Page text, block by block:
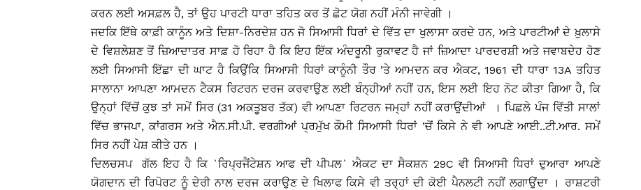
ਕਰਨ ਲਈ ਅਸਫ਼ਲ ਹੈ, ਤਾਂ ਉਹ ਪਾਰਟੀ ਧਾਰਾ ਤਹਿਤ ਕਰ ਤੋਂ ਛੋਟ ਯੋਗ ਨਹੀਂ ਮੰਨੀ ਜਾਵੇਗੀ ।
ਜਦਕਿ ਇੱਥੇ ਕਾਫ਼ੀ ਕਾਨੂੰਨ ਅਤੇ ਦਿਸ਼ਾ-ਨਿਰਦੇਸ਼ ਹਨ ਜੋ ਸਿਆਸੀ ਧਿਰਾਂ ਦੇ ਵਿੱਤ ਦਾ ਖੁਲਾਸਾ ਕਰਦੇ ਹਨ, ਅਤੇ ਪਾਰਟੀਆਂ ਦੇ ਖ਼ੁਲਾਸੇ
ਦੇ ਵਿਸ਼ਲੇਸ਼ਣ ਤੋਂ ਜ਼ਿਆਦਾਤਰ ਸਾਫ਼ ਹੋ ਰਿਹਾ ਹੈ ਕਿ ਇਹ ਇੱਕ ਅੰਦਰੂਨੀ ਰੁਕਾਵਟ ਹੈ ਜਾਂ ਜ਼ਿਆਦਾ ਪਾਰਦਰਸ਼ੀ ਅਤੇ ਜਵਾਬਦੇਹ ਹੋਣ
ਲਈ ਸਿਆਸੀ ਇੱਛਾ ਦੀ ਘਾਟ ਹੈ ਕਿਉਂਕਿ ਸਿਆਸੀ ਧਿਰਾਂ ਕਾਨੂੰਨੀ ਤੌਰ ’ਤੇ ਆਮਦਨ ਕਰ ਐਕਟ, 1961 ਦੀ ਧਾਰਾ 13A ਤਹਿਤ
ਸਾਲਾਨਾ ਆਪਣਾ ਆਮਦਨ ਟੈਕਸ ਰਿਟਰਨ ਦਰਜ ਕਰਵਾਉਣ ਲਈ ਬੰਨ੍ਹੀਆਂ ਨਹੀਂ ਹਨ, ਇਸ ਲਈ ਇਹ ਨੋਟ ਕੀਤਾ ਗਿਆ ਹੈ, ਕਿ
ਉਨ੍ਹਾਂ ਵਿੱਚੋਂ ਕੁਝ ਤਾਂ ਸਮੇਂ ਸਿਰ (31 ਅਕਤੂਬਰ ਤੱਕ) ਵੀ ਆਪਣਾ ਰਿਟਰਨ ਜਮ੍ਹਾਂ ਨਹੀਂ ਕਰਾਉਂਦੀਆਂ । ਪਿਛਲੇ ਪੰਜ ਵਿੱਤੀ ਸਾਲਾਂ
ਵਿੱਚ ਭਾਜਪਾ, ਕਾਂਗਰਸ ਅਤੇ ਐਨ.ਸੀ.ਪੀ. ਵਰਗੀਆਂ ਪ੍ਰਮੁੱਖ ਕੌਮੀ ਸਿਆਸੀ ਧਿਰਾਂ ’ਚੋਂ ਕਿਸੇ ਨੇ ਵੀ ਆਪਣੇ ਆਈ..ਟੀ.ਆਰ. ਸਮੇਂ
ਸਿਰ ਨਹੀਂ ਪੇਸ਼ ਕੀਤੇ ਹਨ ।
ਦਿਲਚਸਪ ਗੱਲ ਇਹ ਹੈ ਕਿ `ਰਿਪ੍ਰਜੈਂਟੇਸ਼ਨ ਆਫ ਦੀ ਪੀਪਲ` ਐਕਟ ਦਾ ਸੈਕਸ਼ਨ 29C ਵੀ ਸਿਆਸੀ ਧਿਰਾਂ ਦੁਆਰਾ ਆਪਣੇ
ਯੋਗਦਾਨ ਦੀ ਰਿਪੋਰਟ ਨੂੰ ਦੇਰੀ ਨਾਲ ਦਰਜ ਕਰਾਉਣ ਦੇ ਖਿਲਾਫ ਕਿਸੇ ਵੀ ਤਰ੍ਹਾਂ ਦੀ ਕੋਈ ਪੈਨਲਟੀ ਨਹੀਂ ਲਗਾਉਂਦਾ । ਰਾਸ਼ਟਰੀ